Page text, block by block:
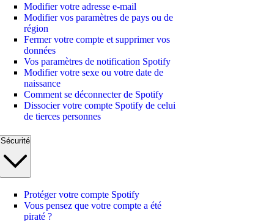
Modifier votre adresse e-mail
Modifier vos paramètres de pays ou de
région
Fermer votre compte et supprimer vos
données
Vos paramètres de notification Spotify
Modifier votre sexe ou votre date de
naissance
Comment se déconnecter de Spotify
Dissocier votre compte Spotify de celui
de tierces personnes
Sécurité
Protéger votre compte Spotify
Vous pensez que votre compte a été
piraté ?